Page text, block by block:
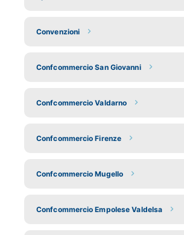
Convenzioni
Confcommercio San Giovanni
Confcommercio Valdarno
Confcommercio Firenze
Confcommercio Mugello
Confcommercio Empolese Valdelsa